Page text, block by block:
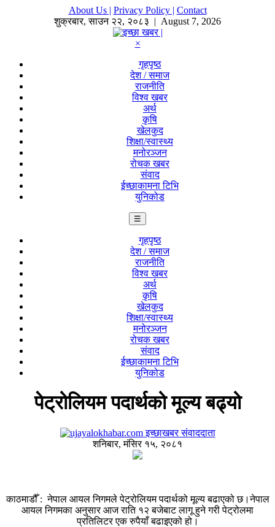
About Us | Privacy Policy | Contact
शुक्रबार,साउन २२, २०८३ | August 7, 2026
×
गृहपृष्ठ
देश / समाज
राजनीति
विश्व खबर
अर्थ
कृषि
खेलकुद
शिक्षा/स्वास्थ्य
मनोरञ्जन
रोचक खबर
संवाद
ईच्छाकामना टिभि
युनिकोड
☰
गृहपृष्ठ
देश / समाज
राजनीति
विश्व खबर
अर्थ
कृषि
खेलकुद
शिक्षा/स्वास्थ्य
मनोरञ्जन
रोचक खबर
संवाद
ईच्छाकामना टिभि
युनिकोड
पेट्रोलियम पदार्थको मूल्य बढ्यो
इच्छाखबर संवाददाता
शनिबार, मंसिर १५, २०८१
काठमाडौँ : नेपाल आयल निगमले पेट्रोलियम पदार्थको मूल्य बढाएको छ।नेपाल
आयल निगमका अनुसार आज राति १२ बजेबाट लागू हुने गरी पेट्रोलमा
प्रतिलिटर एक रुपैयाँ बढाइएको हो।